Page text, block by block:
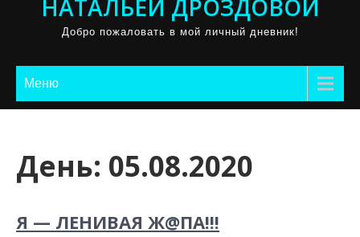
НАТАЛЬЕЙ ДРОЗДОВОЙ
Добро пожаловать в мой личный дневник!
Меню
День: 05.08.2020
Я — ЛЕНИВАЯ Ж@ПА!!!